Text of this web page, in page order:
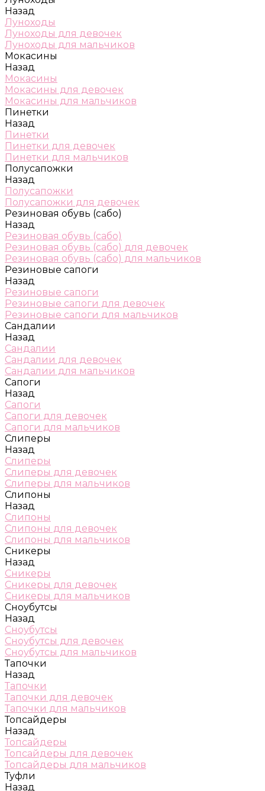
Назад
Луноходы
Луноходы для девочек
Луноходы для мальчиков
Мокасины
Назад
Мокасины
Мокасины для девочек
Мокасины для мальчиков
Пинетки
Назад
Пинетки
Пинетки для девочек
Пинетки для мальчиков
Полусапожки
Назад
Полусапожки
Полусапожки для девочек
Резиновая обувь (сабо)
Назад
Резиновая обувь (сабо)
Резиновая обувь (сабо) для девочек
Резиновая обувь (сабо) для мальчиков
Резиновые сапоги
Назад
Резиновые сапоги
Резиновые сапоги для девочек
Резиновые сапоги для мальчиков
Сандалии
Назад
Сандалии
Сандалии для девочек
Сандалии для мальчиков
Сапоги
Назад
Сапоги
Сапоги для девочек
Сапоги для мальчиков
Слиперы
Назад
Слиперы
Слиперы для девочек
Слиперы для мальчиков
Слипоны
Назад
Слипоны
Слипоны для девочек
Слипоны для мальчиков
Сникеры
Назад
Сникеры
Сникеры для девочек
Сникеры для мальчиков
Сноубутсы
Назад
Сноубутсы
Сноубутсы для девочек
Сноубутсы для мальчиков
Тапочки
Назад
Тапочки
Тапочки для девочек
Тапочки для мальчиков
Топсайдеры
Назад
Топсайдеры
Топсайдеры для девочек
Топсайдеры для мальчиков
Туфли
Назад